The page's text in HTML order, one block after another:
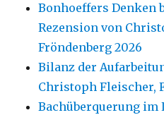
Bonhoeffers Denken
Rezension von
Fröndenberg 2026
Bilanz der
Christoph Fleischer,
Bachüberquerung im